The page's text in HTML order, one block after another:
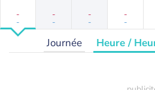
-
-
-
-
-
-
-
-
Journée Heure /